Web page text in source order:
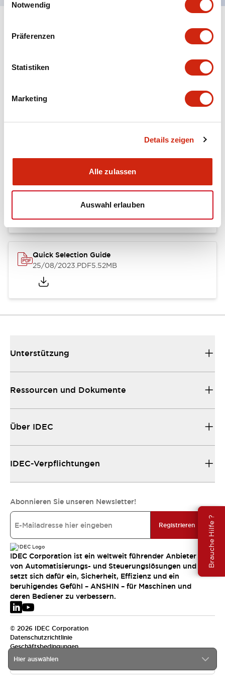
Notwendig
Präferenzen
Statistiken
Marketing
Details zeigen
Alle zulassen
Auswahl erlauben
Brauche Hilfe ?
Spezifikationen Alle erweitern+
RY Catalog
.PDF 148.84KB
Quick Selection Guide
25/08/2023.PDF5.52MB
Hier auswählen
Unterstützung
Ressourcen und Dokumente
Über IDEC
IDEC-Verpflichtungen
Abonnieren Sie unseren Newsletter!
Registrieren
IDEC Corporation ist ein weltweit führender Anbieter
von Automatisierungs- und Steuerungslösungen und
setzt sich dafür ein, Sicherheit, Effizienz und ein
beruhigendes Gefühl – ANSHIN – für Maschinen und
deren Bediener zu verbessern.
© 2026 IDEC Corporation
Datenschutzrichtlinie
Geschäftsbedingungen
EMEA